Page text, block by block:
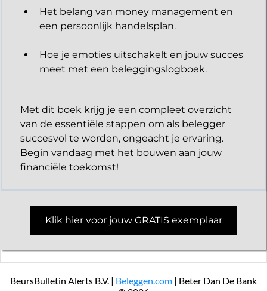
Het belang van money management en
een persoonlijk handelsplan.
Hoe je emoties uitschakelt en jouw succes
meet met een beleggingslogboek.
Met dit boek krijg je een compleet overzicht
van de essentiële stappen om als belegger
succesvol te worden, ongeacht je ervaring.
Begin vandaag met het bouwen aan jouw
financiële toekomst!
Klik hier voor jouw GRATIS exemplaar
BeursBulletin Alerts B.V. | Beleggen.com | Beter Dan De Bank